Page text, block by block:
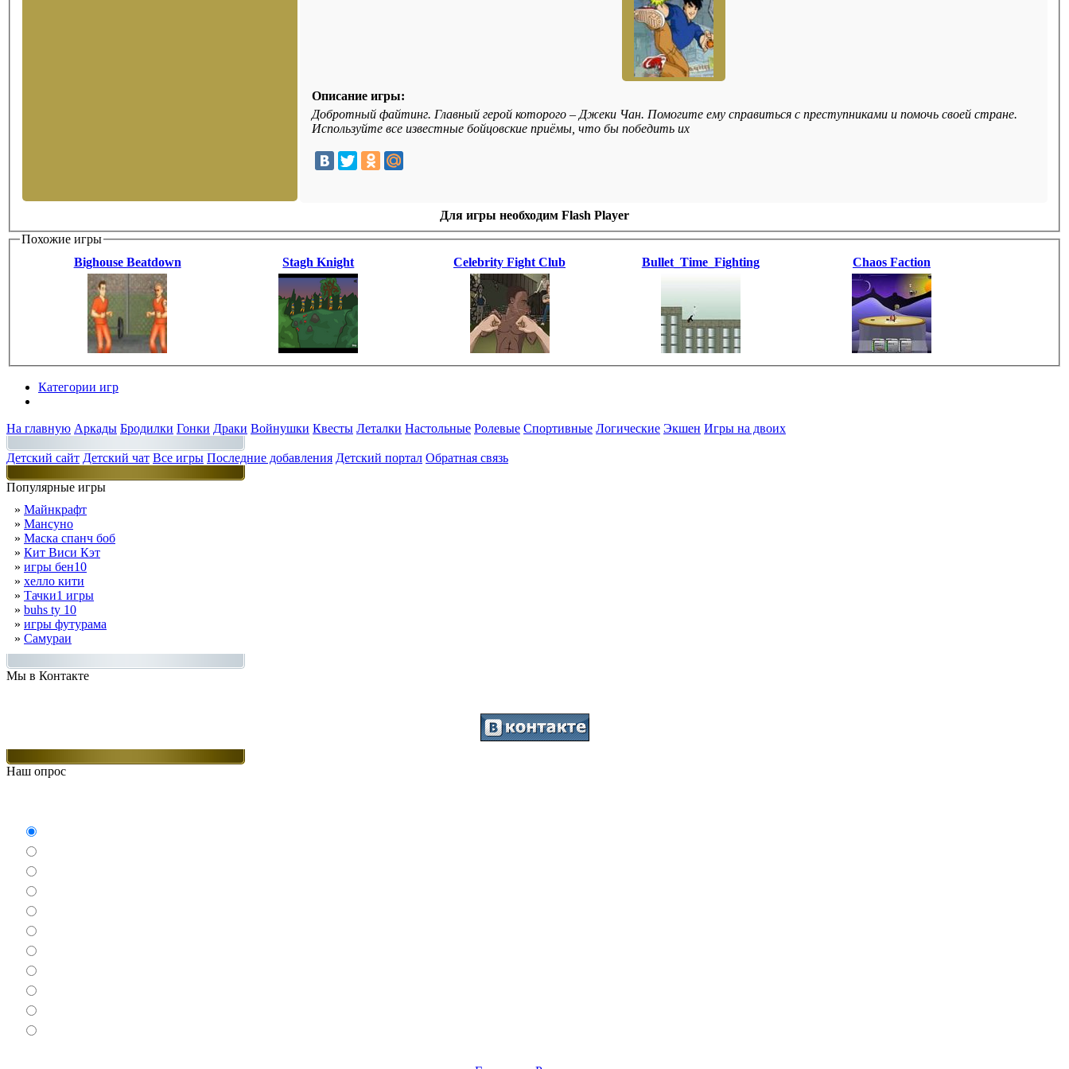
Описание игры:
Добротный файтинг. Главный герой которого – Джеки Чан. Помогите ему справиться с преступниками и помочь своей стране.
Используйте все известные бойцовские приёмы, что бы победить их
Для игры необходим Flash Player
Похожие игры
Bighouse Beatdown
Stagh Knight Celebrity Fight Club Bullet_Time_Fighting Chaos Faction
Категории игр
На главную Аркады Бродилки Гонки Драки Войнушки Квесты Леталки Настольные Ролевые Спортивные Логические Экшен Игры на двоих
Детский сайт Детский чат Все игры Последние добавления Детский портал Обратная связь
Популярные игры
» Майнкрафт
» Мансуно
» Маска спанч боб
» Кит Виси Кэт
» игры бен10
» хелло кити
» Тачки1 игры
» buhs ty 10
» игры футурама
» Самураи
Мы в Контакте
Наш опрос